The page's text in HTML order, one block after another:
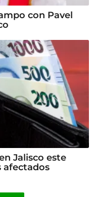
con Pavel
Jalisco este
afectados